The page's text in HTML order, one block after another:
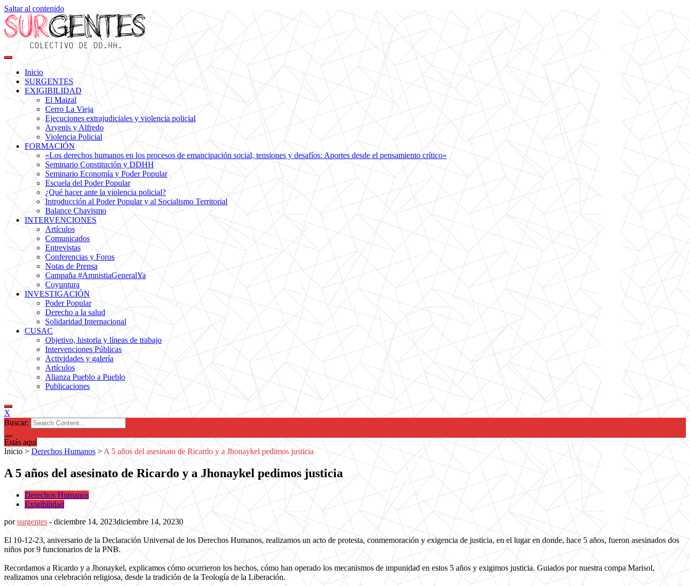
Saltar al contenido
Surgentes
Colectivo de DDHH
Inicio
SURGENTES
EXIGIBILIDAD
El Maizal
Cerro La Vieja
Ejecuciones extrajudiciales y violencia policial
Aryenis y Alfredo
Violencia Policial
FORMACIÓN
«Los derechos humanos en los procesos de emancipación social, tensiones y desafíos: Aportes desde el pensamiento crítico»
Seminario Constitución y DDHH
Seminario Economía y Poder Popular
Escuela del Poder Popular
¿Qué hacer ante la violencia policial?
Introducción al Poder Popular y al Socialismo Territorial
Balance Chavismo
INTERVENCIONES
Artículos
Comunicados
Entrevistas
Conferencias y Foros
Notas de Prensa
Campaña #AmnistiaGeneralYa
Coyuntura
INVESTIGACIÓN
Poder Popular
Derecho a la salud
Solidaridad Internacional
CUSAC
Objetivo, historia y líneas de trabajo
Intervenciones Públicas
Actividades y galería
Artículos
Alianza Pueblo a Pueblo
Publicaciones
X
Buscar:
Estás aquí
Inicio > Derechos Humanos > A 5 años del asesinato de Ricardo y a Jhonaykel pedimos justicia
A 5 años del asesinato de Ricardo y a Jhonaykel pedimos justicia
Derechos Humanos
Exigibilidad
porsurgentes - diciembre 14, 2023diciembre 14, 20230
El 10-12-23, aniversario de la Declaración Universal de los Derechos Humanos, realizamos un acto de protesta, conmemoración y exigencia de justicia, en el lugar en donde, hace 5 años, fueron asesinados dos
niños por 9 funcionarios de la PNB.
Recordamos a Ricardo y a Jhonaykel, explicamos cómo ocurrieron los hechos, cómo han operado los mecanismos de impunidad en estos 5 años y exigimos justicia. Guiados por nuestra compa Marisol,
realizamos una celebración religiosa, desde la tradición de la Teología de la Liberación.